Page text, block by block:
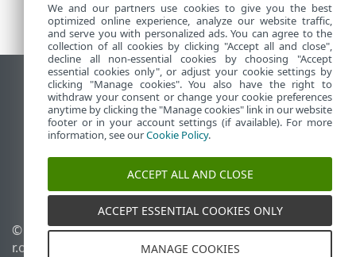
Использовать сайт для ПК
End of Life
База знаний ESET
ESET Status Portal
Региональная поддержка
© 1992 - 2025 ESET, spol. s
r.o. - Все права защищены.
Управлять файлами
We and our partners use cookies to give you the best
optimized online experience, analyze our website traffic,
and serve you with personalized ads. You can agree to the
collection of all cookies by clicking "Accept all and close",
decline all non-essential cookies by choosing "Accept
essential cookies only", or adjust your cookie settings by
clicking "Manage cookies". You also have the right to
withdraw your consent or change your cookie preferences
anytime by clicking the "Manage cookies" link in our website
footer or in your account settings (if available). For more
information, see ourCookie Policy.
ACCEPT ALL AND CLOSE
ACCEPT ESSENTIAL COOKIES ONLY
MANAGE COOKIES